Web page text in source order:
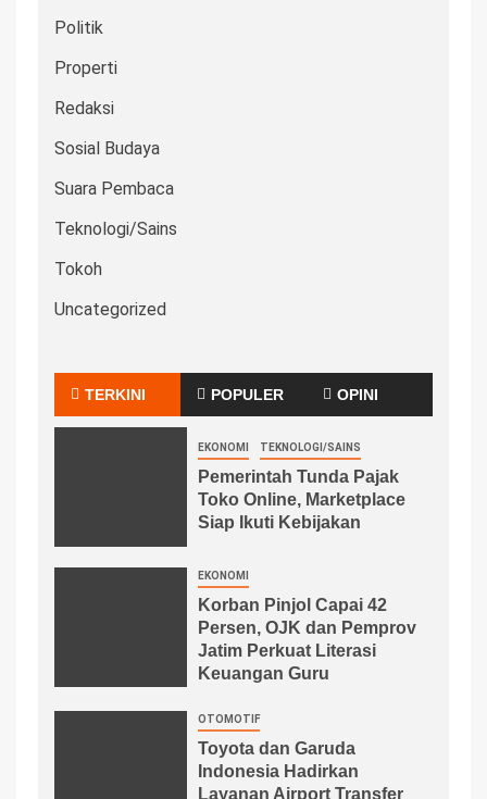
Politik
Properti
Redaksi
Sosial Budaya
Suara Pembaca
Teknologi/Sains
Tokoh
Uncategorized
TERKINI POPULER OPINI
EKONOMI TEKNOLOGI/SAINS
Pemerintah Tunda Pajak
Toko Online, Marketplace
Siap Ikuti Kebijakan
EKONOMI
Korban Pinjol Capai 42
Persen, OJK dan Pemprov
Jatim Perkuat Literasi
Keuangan Guru
OTOMOTIF
Toyota dan Garuda
Indonesia Hadirkan
Layanan Airport Transfer